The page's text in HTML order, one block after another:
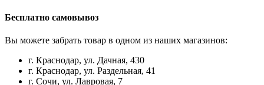
Бесплатно самовывоз
Вы можете забрать товар в одном из наших магазинов:
г. Краснодар, ул. Дачная, 430
г. Краснодар, ул. Раздельная, 41
г. Сочи, ул. Лавровая, 7